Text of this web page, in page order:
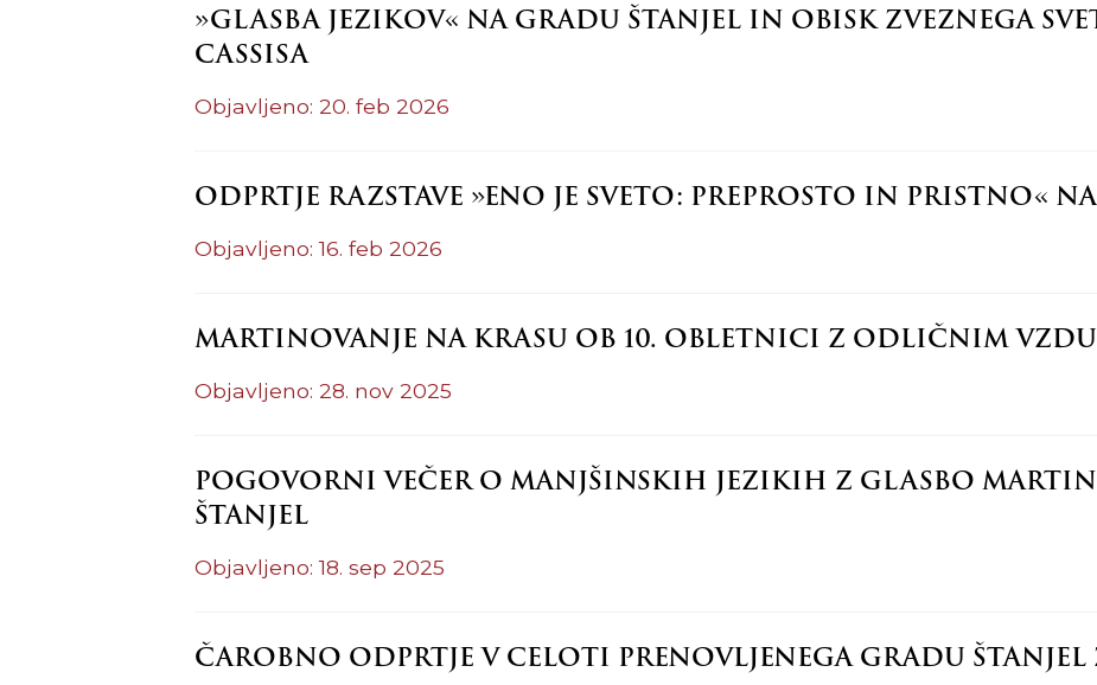
»GLASBA JEZIKOV« NA GRADU ŠTANJEL IN OBISK ZVEZNEGA
CASSISA
Objavljeno: 20. feb 2026
ODPRTJE RAZSTAVE »ENO JE SVETO: PREPROSTO IN PRISTNO«
Objavljeno: 16. feb 2026
MARTINOVANJE NA KRASU OB 10. OBLETNICI Z ODLIČNIM
Objavljeno: 28. nov 2025
POGOVORNI VEČER O MANJŠINSKIH JEZIKIH Z GLASBO
ŠTANJEL
Objavljeno: 18. sep 2025
ČAROBNO ODPRTJE V CELOTI PRENOVLJENEGA GRADU